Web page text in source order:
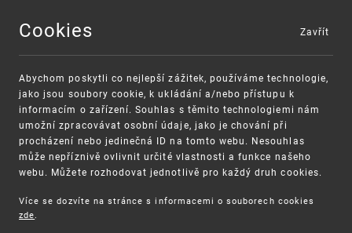
MENU
VAROVÁNÍ
Finanční podpora
Cookies
Abychom poskytli co nejlepší zážitek, používáme technologie,
jako jsou soubory cookie, k ukládání a/nebo přístupu k
informacím o zařízení. Souhlas s těmito technologiemi nám
umožní zpracovávat osobní údaje, jako je chování při
procházení nebo jedinečná ID na tomto webu. Nesouhlas
může nepříznivě ovlivnit určité vlastnosti a funkce našeho
webu. Můžete rozhodovat jednotlivě pro každý druh cookies.
Více se dozvíte na stránce s informacemi o souborech cookies
zde.
Zavřít